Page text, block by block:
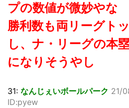
プの数値が微妙やな
勝利数も両リーグト
し、ナ・リーグの本
になりそうやし
31: なんじぇいボールパーク 21/
ID:pyew